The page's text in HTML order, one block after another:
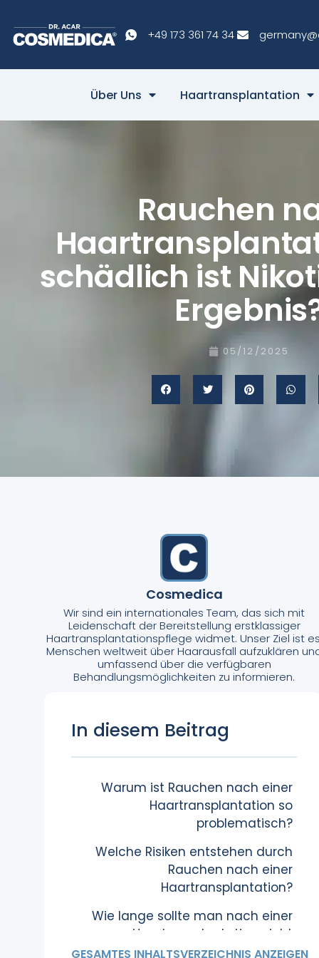
+49 173 361 74 34
Über Uns Haartransplantation
Rauchen
schädlich ist
05/12/2025
Cosmedica
Wir sind ein internationales Team, das sich mit
Leidenschaft der Bereitstellung erstklassiger
Haartransplantationspflege widmet. Unser Ziel ist
Menschen weltweit über Haarausfall aufzuklären
umfassend über die verfügbaren
Behandlungsmöglichkeiten zu informieren.
In diesem Beitrag
Warum ist Rauchen nach einer
Haartransplantation so
problematisch?
Welche Risiken entstehen durch
Rauchen nach einer
Haartransplantation?
Wie lange sollte man nach einer
Haartransplantation nicht
rauchen?
GESAMTES INHALTSVERZEICHNIS ANZEIGEN